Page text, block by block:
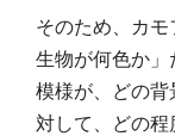
そのため、カ
生物が何色か
模様が、どの
対して、どの